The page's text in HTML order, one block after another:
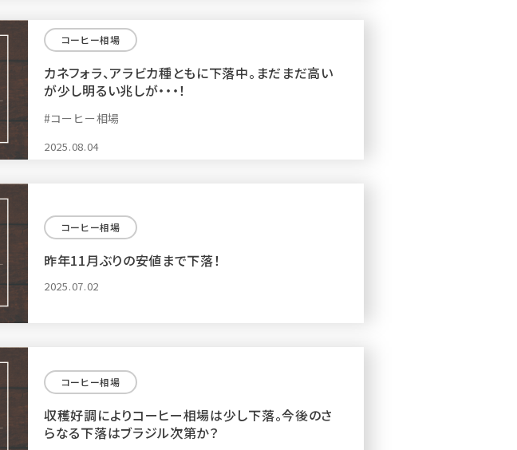
コーヒー相場
カネフォラ、アラビカ種ともに下落中。まだまだ高い
が少し明るい兆しが・・・！
#コーヒー相場
2025.08.04
コーヒー相場
昨年11月ぶりの安値まで下落！
2025.07.02
コーヒー相場
収穫好調によりコーヒー相場は少し下落。今後のさ
らなる下落はブラジル次第か？